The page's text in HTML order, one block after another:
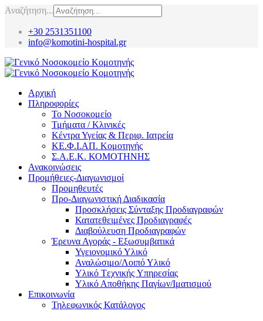
Αναζήτηση...
+30 2531351100
info@komotini-hospital.gr
Αρχική
Πληροφορίες
Το Νοσοκομείο
Τμήματα / Κλινικές
Κέντρα Υγείας & Περιφ. Ιατρεία
ΚΕ.Φ.Ι.ΑΠ. Κομοτηνής
Σ.Α.Ε.Κ. ΚΟΜΟΤΗΝΗΣ
Ανακοινώσεις
Προμήθειες-Διαγωνισμοί
Προμηθευτές
Προ-Διαγωνιστική Διαδικασία
Προσκλήσεις Σύνταξης Προδιαγραφών
Κατατεθειμένες Προδιαγραφές
Διαβούλευση Προδιαγραφών
Έρευνα Αγοράς - Εξωσυμβατικά
Υγειονομικό Υλικό
Αναλώσιμο/Λοιπό Υλικό
Υλικό Tεχνικής Yπηρεσίας
Υλικό Αποθήκης Παγίων/Ιματισμού
Επικοινωνία
Τηλεφωνικός Κατάλογος